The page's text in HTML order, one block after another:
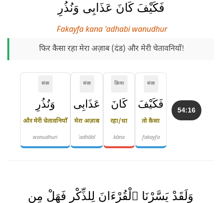
فَكَيْفَ كَانَ عَذَابِى وَنُذُرِ
Fakayfa kana 'adhabi wanudhur
फिर कैसा रहा मेरा अज़ाब (दंड) और मेरी चेतावनियाँ!
54:16
संज्ञा
فَكَيْفَ
तो कैसा
fakayfa
क्रिया
كَانَ
रहा/था
kāna
संज्ञा
عَذَابِى
मेरा अज़ाब
ʿadhābī
संज्ञा
وَنُذُرِ
और मेरी चेतावनियाँ
wanudhuri
وَلَقَدْ يَسَّرْنَا ٱلْقُرْءَانَ لِلذِّكْرِ فَهَلْ مِن